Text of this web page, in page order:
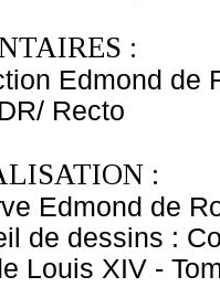
:
Edmond de
Recto
:
Edmond de
de dessins :
Louis XIV -